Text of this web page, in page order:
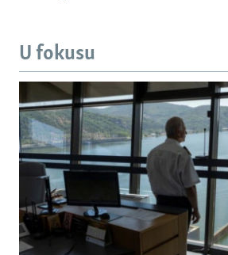
U fokusu